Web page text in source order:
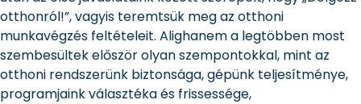
otthonról!”, vagyis teremtsük meg az otthoni
munkavégzés feltételeit. Alighanem a legtöbben most
szembesültek először olyan szempontokkal, mint az
otthoni rendszerünk biztonsága, gépünk teljesítménye,
programjaink választéka és frissessége,